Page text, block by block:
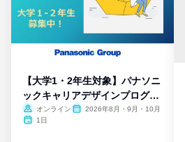
【大学1・2年生対象】パナソニ
ックキャリアデザインプログラ
ム
オンライン
2026年8月・9月・10月
1日